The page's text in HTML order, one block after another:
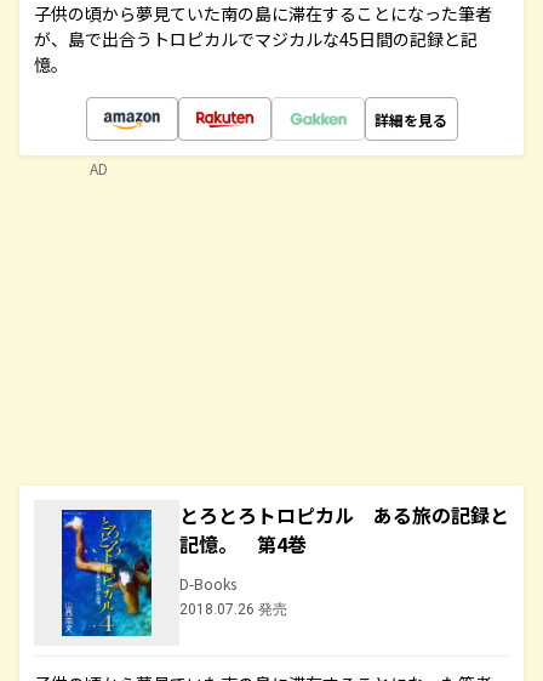
子供の頃から夢見ていた南の島に滞在することになった筆者
が、島で出合うトロピカルでマジカルな45日間の記録と記
憶。
詳細を見る
とろとろトロピカル ある旅の記録と
記憶。 第4巻
D-Books
2018.07.26 発売
AD